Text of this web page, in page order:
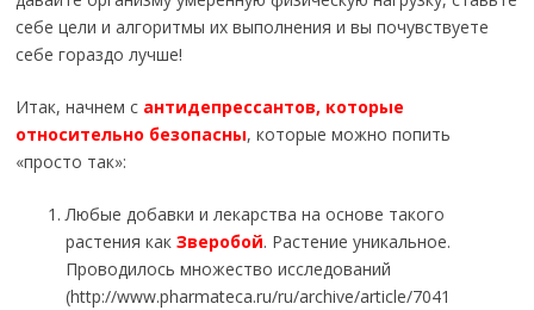
себе цели и алгоритмы их выполнения и вы почувствуете
себе гораздо лучше!
Итак, начнем с антидепрессантов, которые
относительно безопасны, которые можно попить
«просто так»:
Любые добавки и лекарства на основе такого
растения какЗверобой. Растение уникальное.
Проводилось множество исследований
(http://www.pharmateca.ru/ru/archive/article/7041